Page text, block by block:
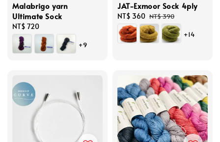
Malabrigo yarn
Ultimate Sock
Regular
price
NT$ 720
+9
JAT-Exmoor Sock 4ply
Sale
price
NT$ 360 Regular
price
NT$ 390
+14